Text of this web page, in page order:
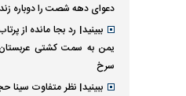
دعوای دهه شصت را دوباره
ببینید| رد بجا مانده از
یمن به سمت کشتی
سرخ
ببینید| نظر متفاوت سینا